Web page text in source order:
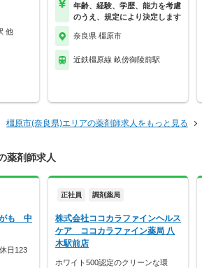
他
年齢、経験、学歴、能力を考慮
のうえ、規定により決定します
奈良県 橿原市
近鉄橿原線 畝傍御陵前駅
橿原市(奈良県)エリアの薬剤師求人をもっと見る
薬剤師求人
がも 中
日123
正社員 調剤薬局
株式会社ココカラファインヘルス
ケア ココカラファイン薬局 八
木駅前店
ホワイト500認定のクリーンな環